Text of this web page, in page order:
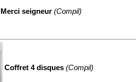
Merci seigneur (Compil)
Coffret 4 disques (Compil)